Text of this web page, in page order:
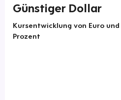
Günstiger Dollar
Kursentwicklung von Euro
Prozent